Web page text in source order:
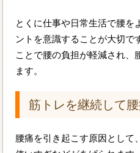
とくに仕事や日常生活で腰を
ントを意識することが大切で
ことで腰の負担が軽減され、
ます。
筋トレを継続して
腰痛を引き起こす原因として